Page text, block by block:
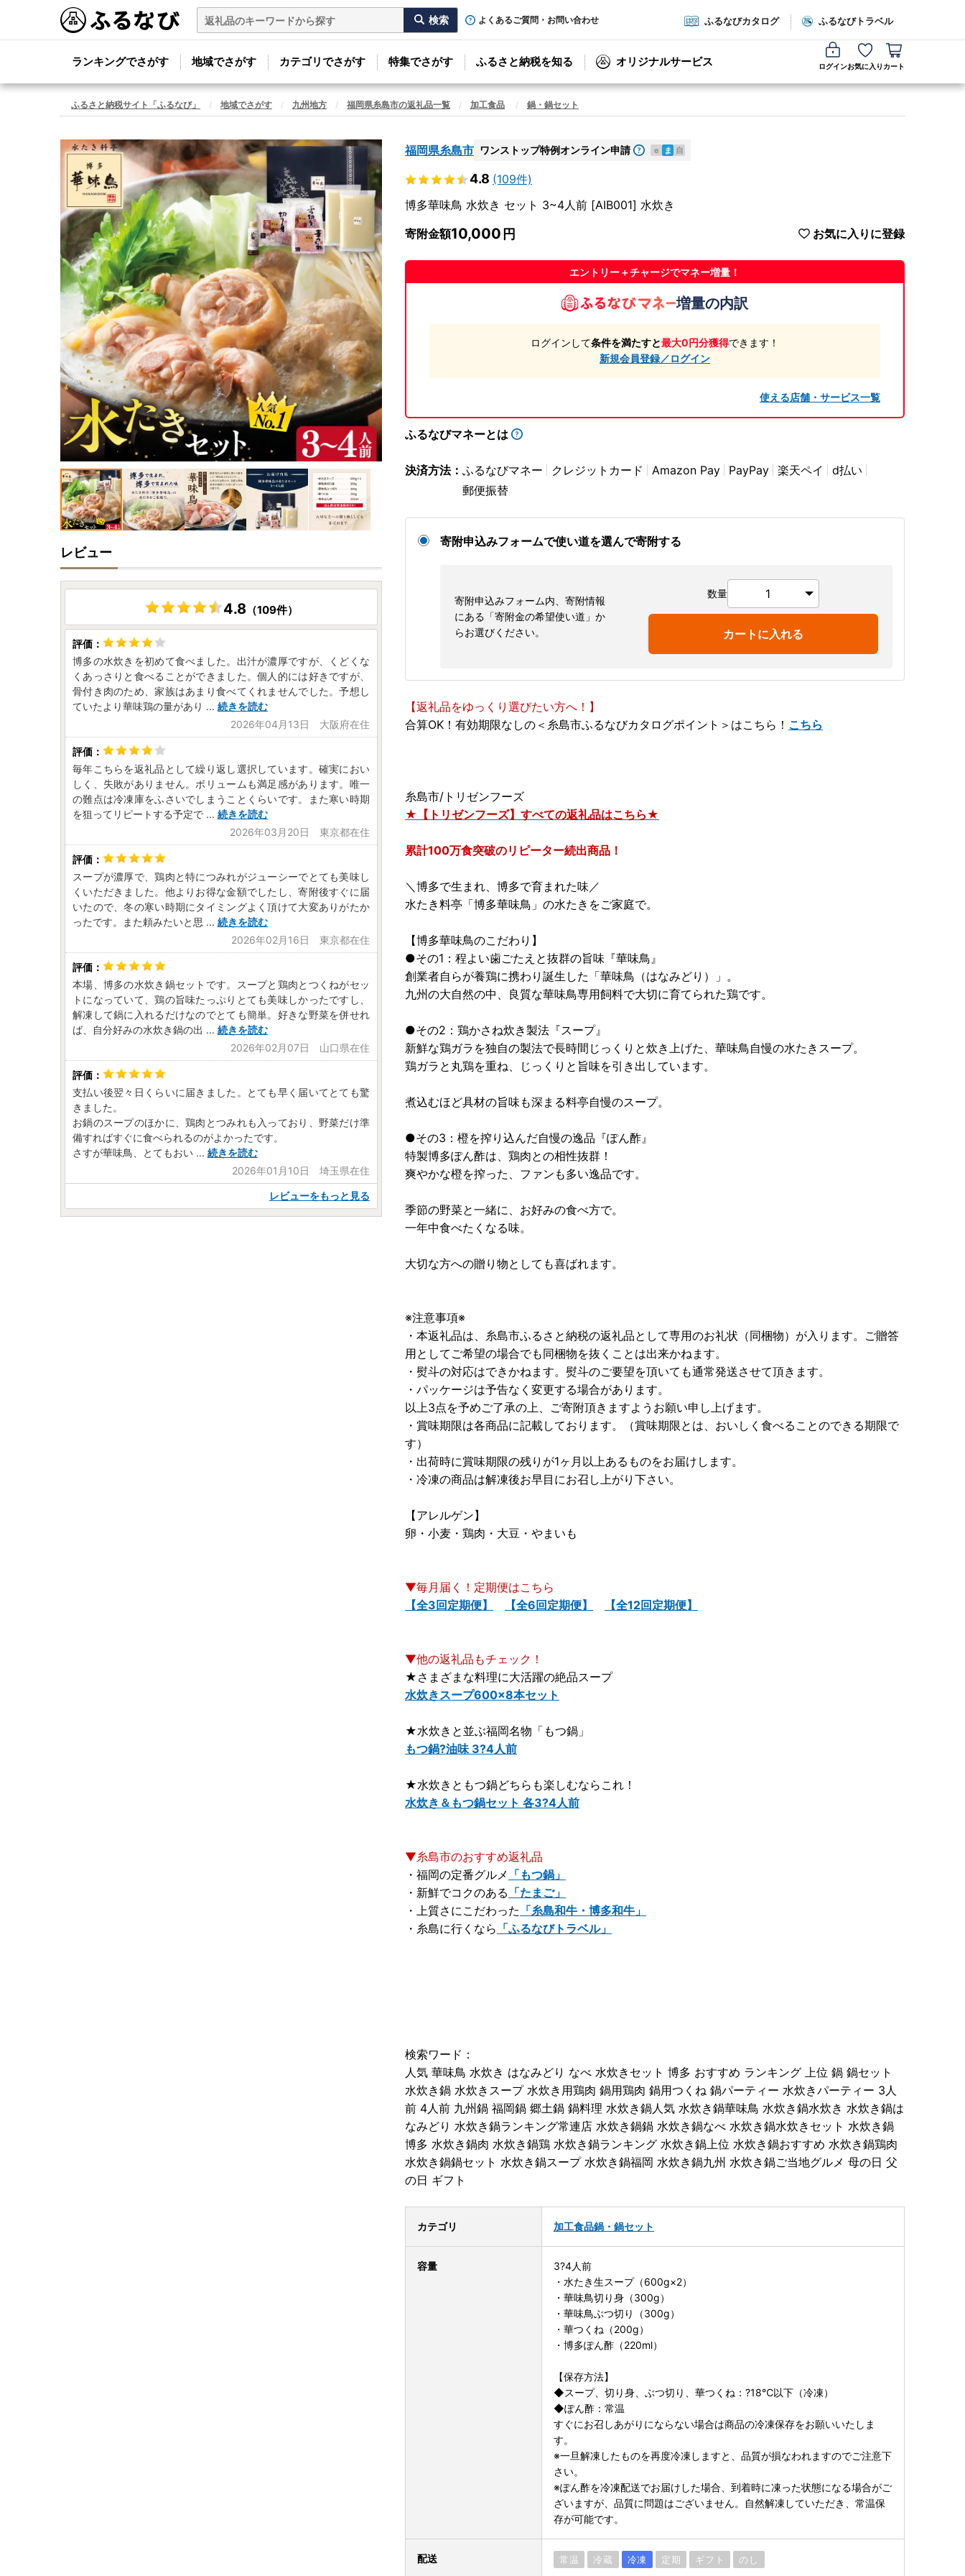
よくあるご質問・お問い合わせ ふるなびカタログ ふるなびトラベル
ランキングでさがす 地域でさがす カテゴリでさがす 特集でさがす ふるさと納税を知る オリジナルサービス ログインお気に入り カート
ふるさと納税サイト「ふるなび」 地域でさがす 九州地方 福岡県糸島市の返礼品一覧 加工食品 鍋・鍋セット
福岡県糸島市 ワンストップ特例オンライン申請 e ま 自
4.8 (109件)
博多華味鳥 水炊き セット 3~4人前 [AIB001] 水炊き
寄附金額10,000 お気に入りに登録
エントリー＋チャージでマネー増量！
増量の内訳
ログインして条件を満たすと最大0円分獲得できます！
新規会員登録／ログイン
使える店舗・サービス一覧
ふるなびマネーとは
決済方法： ふるなびマネー クレジットカード Amazon Pay PayPay 楽天ペイ
d払い
郵便振替
寄附申込みフォームで使い道を選んで寄附する
寄附申込みフォーム内、寄附情報
にある「寄附金の希望使い道」か
らお選びください。
数量
カートに入れる
【返礼品をゆっくり選びたい方へ！】
合算OK！有効期限なしの＜糸島市ふるなびカタログポイント＞はこちら！ こちら
糸島市/トリゼンフーズ
★【トリゼンフーズ】すべての返礼品はこちら★
累計100万食突破のリピーター続出商品！
＼博多で生まれ、博多で育まれた味／
水たき料亭「博多華味鳥」の水たきをご家庭で。
【博多華味鳥のこだわり】
●その1：程よい歯ごたえと抜群の旨味『華味鳥』
創業者自らが養鶏に携わり誕生した「華味鳥（はなみどり）」。
九州の大自然の中、良質な華味鳥専用飼料で大切に育てられた鶏です。
●その2：鶏かさね炊き製法『スープ』
新鮮な鶏ガラを独自の製法で長時間じっくりと炊き上げた、華味鳥自慢の水たきスープ。
鶏ガラと丸鶏を重ね、じっくりと旨味を引き出しています。
煮込むほど具材の旨味も深まる料亭自慢のスープ。
●その3：橙を搾り込んだ自慢の逸品『ぽん酢』
特製博多ぽん酢は、鶏肉との相性抜群！
爽やかな橙を搾った、ファンも多い逸品です。
季節の野菜と一緒に、お好みの食べ方で。
一年中食べたくなる味。
大切な方への贈り物としても喜ばれます。
※注意事項※
・本返礼品は、糸島市ふるさと納税の返礼品として専用のお礼状（同梱物）が入ります。ご贈答
用としてご希望の場合でも同梱物を抜くことは出来かねます。
・熨斗の対応はできかねます。熨斗のご要望を頂いても通常発送させて頂きます。
・パッケージは予告なく変更する場合があります。
以上3点を予めご了承の上、ご寄附頂きますようお願い申し上げます。
・賞味期限は各商品に記載しております。（賞味期限とは、おいしく食べることのできる期限で
す）
・出荷時に賞味期限の残りが1ヶ月以上あるものをお届けします。
・冷凍の商品は解凍後お早目にお召し上がり下さい。
【アレルゲン】
卵・小麦・鶏肉・大豆・やまいも
▼毎月届く！定期便はこちら
【全3回定期便】
【全6回定期便】 【全12回定期便】
▼他の返礼品もチェック！
★さまざまな料理に大活躍の絶品スープ
水炊きスープ600×8本セット
★水炊きと並ぶ福岡名物「もつ鍋」
もつ鍋?油味 3?4人前
★水炊きともつ鍋どちらも楽しむならこれ！
水炊き＆もつ鍋セット 各3?4人前
▼糸島市のおすすめ返礼品
・福岡の定番グルメ 「もつ鍋」
・新鮮でコクのある 「たまご」
・上質さにこだわった 「糸島和牛・博多和牛」
・糸島に行くなら 「ふるなびトラベル」
検索ワード：
人気 華味鳥 水炊き はなみどり なべ 水炊きセット 博多 おすすめ ランキング 上位 鍋 鍋セット
水炊き鍋 水炊きスープ 水炊き用鶏肉 鍋用鶏肉 鍋用つくね 鍋パーティー 水炊きパーティー 3人
前 4人前 九州鍋 福岡鍋 郷土鍋 鍋料理 水炊き鍋人気 水炊き鍋華味鳥 水炊き鍋水炊き 水炊き鍋は
なみどり 水炊き鍋ランキング常連店 水炊き鍋鍋 水炊き鍋なべ 水炊き鍋水炊きセット 水炊き鍋
博多 水炊き鍋肉 水炊き鍋鶏 水炊き鍋ランキング 水炊き鍋上位 水炊き鍋おすすめ 水炊き鍋鶏肉
水炊き鍋鍋セット 水炊き鍋スープ 水炊き鍋福岡 水炊き鍋九州 水炊き鍋ご当地グルメ 母の日 父
の日 ギフト
カテゴリ 加工食品鍋・鍋セット
容量
3?4人前
・水たき生スープ（600g×2）
・華味鳥切り身（300g）
・華味鳥ぶつ切り（300g）
・華つくね（200g）
・博多ぽん酢（220ml）
【保存方法】
◆スープ、切り身、ぶつ切り、華つくね：?18℃以下（冷凍）
◆ぽん酢：常温
すぐにお召しあがりにならない場合は商品の冷凍保存をお願いいたしま
す。
※一旦解凍したものを再度冷凍しますと、品質が損なわれますのでご注意下
さい。
※ぽん酢を冷凍配送でお届けした場合、到着時に凍った状態になる場合がご
ざいますが、品質に問題はございません。自然解凍していただき、常温保
存が可能です。
配送 常温 冷蔵 冷凍 定期 ギフト のし
レビュー
4.8（109件）
博多の水炊きを初めて食べました。出汁が濃厚ですが、くどくな
くあっさりと食べることができました。個人的には好きですが、
骨付き肉のため、家族はあまり食べてくれませんでした。予想し
ていたより華味鶏の量があり ... 続きを読む
2026年04月13日 大阪府在住
毎年こちらを返礼品として繰り返し選択しています。確実におい
しく、失敗がありません。ボリュームも満足感があります。唯一
の難点は冷凍庫をふさいでしまうことくらいです。また寒い時期
を狙ってリピートする予定で ... 続きを読む
2026年03月20日 東京都在住
スープが濃厚で、鶏肉と特につみれがジューシーでとても美味し
くいただきました。他よりお得な金額でしたし、寄附後すぐに届
いたので、冬の寒い時期にタイミングよく頂けて大変ありがたか
ったです。また頼みたいと思 ... 続きを読む
2026年02月16日 東京都在住
本場、博多の水炊き鍋セットです。スープと鶏肉とつくねがセッ
トになっていて、鶏の旨味たっぷりとても美味しかったですし、
解凍して鍋に入れるだけなのでとても簡単。好きな野菜を併せれ
ば、自分好みの水炊き鍋の出 ... 続きを読む
2026年02月07日 山口県在住
支払い後翌々日くらいに届きました。とても早く届いてとても驚
きました。
お鍋のスープのほかに、鶏肉とつみれも入っており、野菜だけ準
備すればすぐに食べられるのがよかったです。
さすが華味鳥、とてもおい ... 続きを読む
2026年01月10日 埼玉県在住
レビューをもっと見る